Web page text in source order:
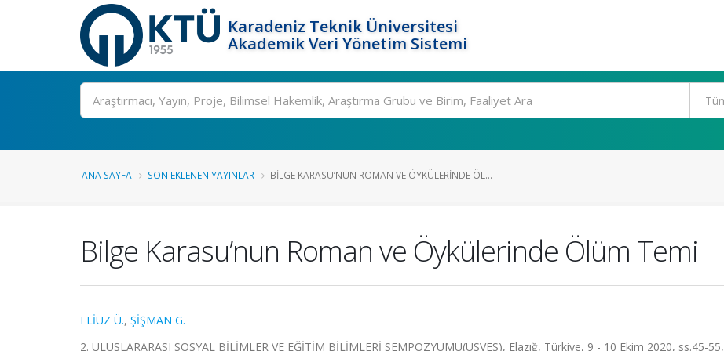
Karadeniz Teknik Üniversitesi
Akademik Veri Yönetim Sistemi
Ara
ANA SAYFA SON EKLENEN YAYINLAR BILGE KARASU’NUN ROMAN VE ÖYKÜLERINDE ÖL...
Bilge Karasu’nun Roman ve Öykülerinde Ölüm Temi
ELİUZ Ü., ŞİŞMAN G.
2. ULUSLARARASI SOSYAL BİLİMLER VE EĞİTİM BİLİMLERİ SEMPOZYUMU(USVES), Elazığ, Türkiye, 9 - 10 Ekim 2020, ss.45-55,